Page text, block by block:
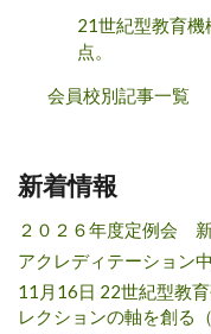
21世紀型教育
点。
会員校別記事一覧
新着情報
２０２６年度定例会
アクレディテーション
11月16日 22世紀型教
レクションの軸を創る（